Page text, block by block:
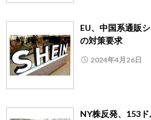
EU、中国系通販
の対策要求
2024年4月26日
NY株反発、153